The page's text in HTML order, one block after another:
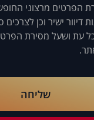
הפרטים מרצוני
דיוור ישיר וכן
עת ושעל מסירת
שליחה